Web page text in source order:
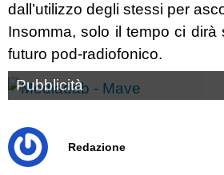
dall’utilizzo degli stessi per
Insomma, solo il tempo ci dirà
futuro pod-radiofonico.
Pubblicità
Redazione